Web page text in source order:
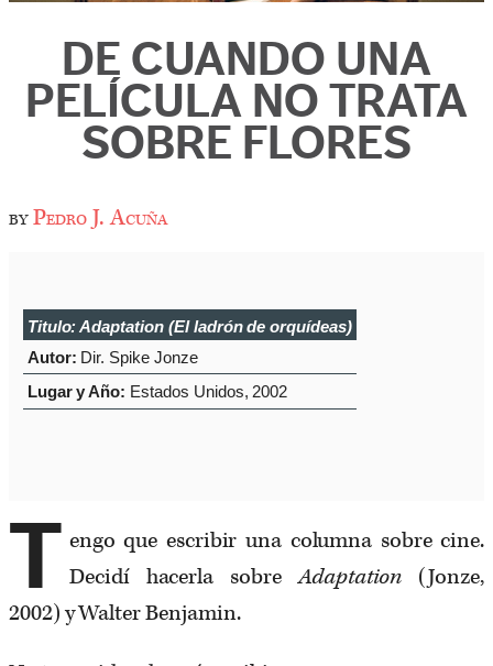
DE CUANDO UNA
PELÍCULA NO TRATA
SOBRE FLORES
byPedro J. Acuña
Titulo:Adaptation(El ladrón de orquídeas)
Autor: Dir. Spike Jonze
Lugar y Año: Estados Unidos, 2002
T engo que escribir una columna sobre cine.
Decidí hacerla sobreAdaptation (Jonze,
2002) y Walter Benjamin.